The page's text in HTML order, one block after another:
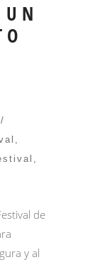
,
,
de
y al